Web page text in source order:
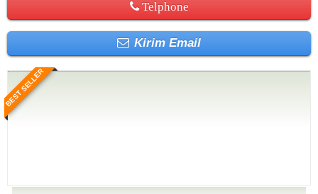
Telphone
Kirim Email
BEST SELLER